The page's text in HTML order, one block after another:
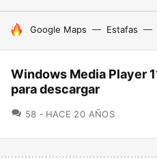
HOY SE HABLA DE
Google Maps Estafas
Windows Media Player
para descargar
58 COMENTARIOS
HACE 20 AÑOS